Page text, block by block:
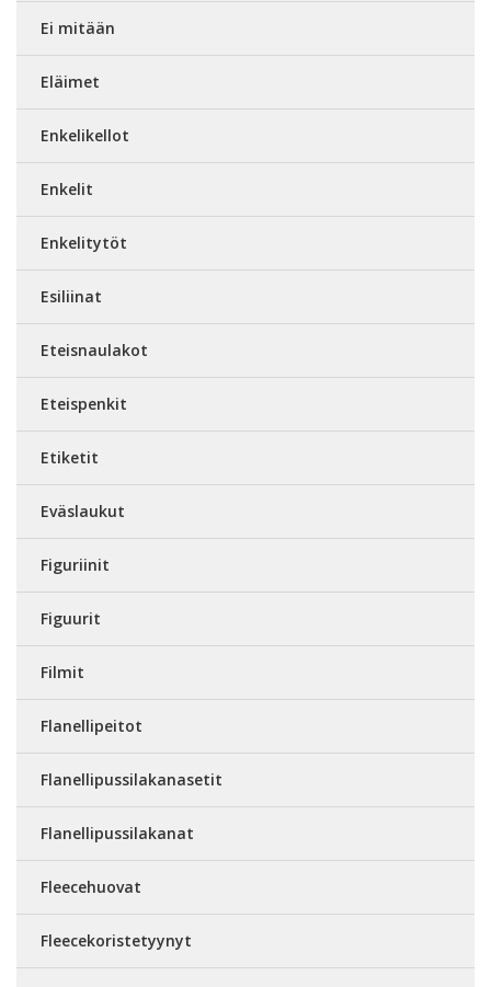
Ei mitään
Eläimet
Enkelikellot
Enkelit
Enkelitytöt
Esiliinat
Eteisnaulakot
Eteispenkit
Etiketit
Eväslaukut
Figuriinit
Figuurit
Filmit
Flanellipeitot
Flanellipussilakanasetit
Flanellipussilakanat
Fleecehuovat
Fleecekoristetyynyt